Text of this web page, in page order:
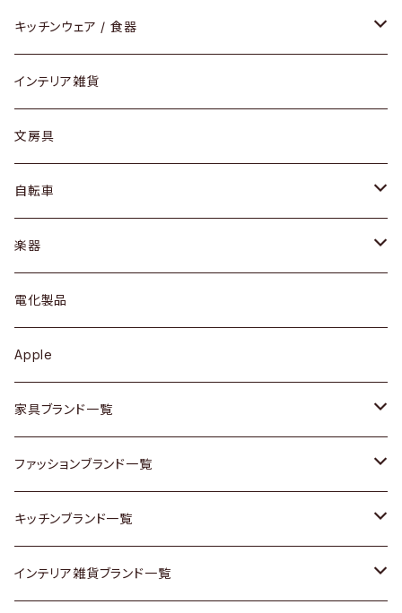
ダイニングセット / ダイニングテーブル
ローテーブル / サイドテーブル
デスク / コンソール
ドレッサー
シェルフ
キュリオケース / 飾り棚
カップボード / 食器棚
チェスト
その他家具
Vintageヴィンテージ / Antiqueアンティーク
Designers / デザイナーズ
テーブルランプ / デスクスタンド
フロアライト
アクセサリー
リング
ピアス / イヤリング
財布
バッグ
アウター
トップス
ワンピース
ボトムス
靴
スカーフ
腕時計
Vintage / ヴィンテージ
キッチンウェア / 食器
グラス / タンブラー
カップ / マグ
プレート / ボウル
カトラリー
ケトル / ティーポット
鍋 / フライパン
Vintage / ヴィンテージ
銀製品
和物 / 作家物
その他キッチン雑貨
インテリア雑貨
文房具
自転車
dahon
楽器
ギター
ベース
その他楽器
電化製品
Apple
家具ブランド一覧
ACME Furniture / アクメ ファニチャー
ACTUS / アクタス
arflex / アルフレックス
ファッションブランド一覧
agnes b / アニエス ベー
BALLY / バリー
キッチンブランド一覧
ARABIA / アラビア
インテリア雑貨ブランド一覧